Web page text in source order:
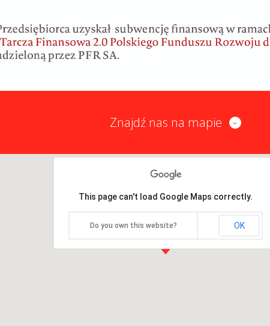
Znajdź nas na mapie
This page can't load Google Maps correctly.
Do you own this website? OK